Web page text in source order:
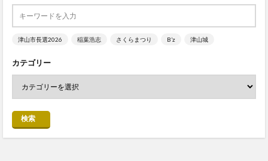
津山市長選2026 稲葉浩志 さくらまつり B’z 津山城
カテゴリー
検索